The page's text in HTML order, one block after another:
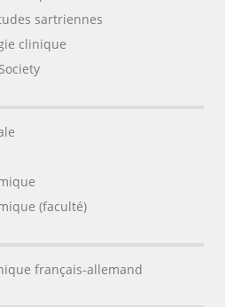
sartriennes
clinique
(faculté)
français-allemand